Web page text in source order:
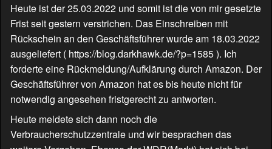
Heute ist der 25.03.2022 und somit ist die von mir gesetzte
Frist seit gestern verstrichen. Das Einschreiben mit
Rückschein an den Geschäftsführer wurde am 18.03.2022
ausgeliefert ( https://blog.darkhawk.de/?p=1585). Ich
forderte eine Rückmeldung/Aufklärung durch Amazon. Der
Geschäftsführer von Amazon hat es bis heute nicht für
notwendig angesehen fristgerecht zu antworten.
Heute meldete sich dann noch die
Verbraucherschutzzentrale und wir besprachen das